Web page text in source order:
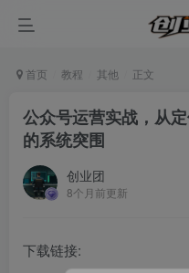
首页 教程 其他 正文
公众号运营实战，从
的系统突围
创业团
8个月前更新
下载链接: